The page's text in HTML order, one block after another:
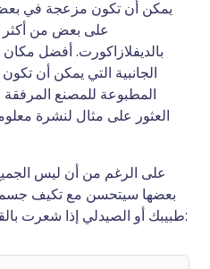
يمكن أن تكون مزعجة في بعض
على بعض من أكثر
بالديفلازاكورت. أفضل مكان
الجانبية التي يمكن أن
المطبوعة للمصنع المرفقة
العثور على مثال لنشرة
على الرغم من أن ليس الجميع
بعضها سيتحسن مع تكيف
طبيبك أو الصيدلي إذا شعرت بالقلق بشأن أي من الأمور التالية: